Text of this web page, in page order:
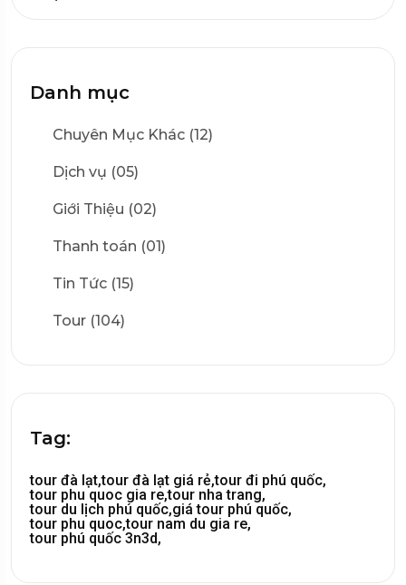
Danh mục
Chuyên Mục Khác (12)
Dịch vụ (05)
Giới Thiệu (02)
Thanh toán (01)
Tin Tức (15)
Tour (104)
Tag:
tour đà lạt,tour đà lạt giá rẻ,tour đi phú quốc,
tour phu quoc gia re,tour nha trang,
tour du lịch phú quốc,giá tour phú quốc,
tour phu quoc,tour nam du gia re,
tour phú quốc 3n3d,